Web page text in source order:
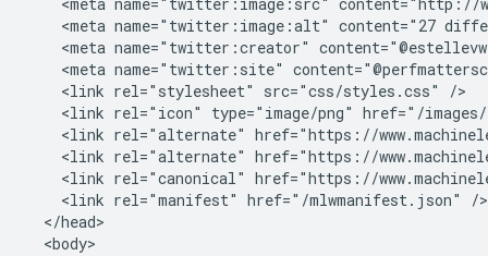
<meta name="twitter:image:alt" content="27
<meta name="twitter:creator"
<meta name="twitter:site"
    <link rel="stylesheet" src="css/styles.css" />
<link rel="icon" type="image/png" href="/
<link rel="alternate" href="https://
<link rel="alternate" href="https://
<link rel="canonical" href="https://
    <link rel="manifest" href="/mlwmanifest.json" />
  </head>
  <body>